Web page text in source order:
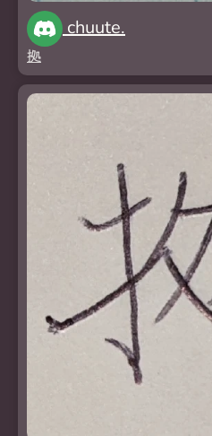
chuute.
拠